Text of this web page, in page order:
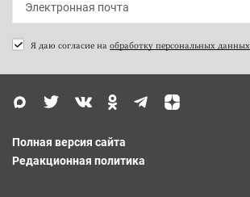
Я даю согласие на обработку персональных данных
Полная версия сайта
Редакционная политика